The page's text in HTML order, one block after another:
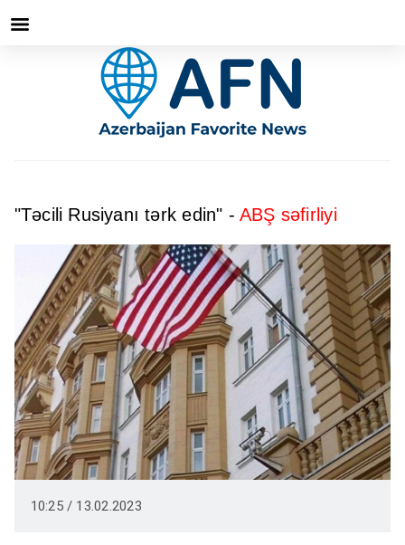
"Təcili Rusiyanı tərk edin" - ABŞ səfirliyi
10:25 / 13.02.2023